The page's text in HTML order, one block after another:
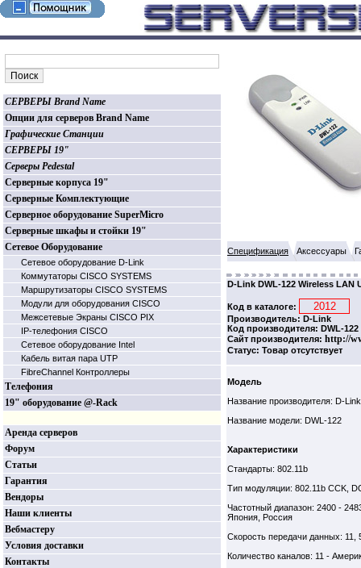
СЕРВЕРЫ Brand Name
Опции для серверов Brand Name
Графические Станции
СЕРВЕРЫ 19"
Серверы Pedestal
Серверные корпуса 19"
Серверные Комплектующие
Серверное оборудование SuperMicro
Серверные шкафы и стойки 19"
Сетевое Оборудование
Сетевое оборудование D-Link
Коммутаторы CISCO SYSTEMS
Маршрутизаторы CISCO SYSTEMS
Модули для оборудования CISCO
Межсетевые Экраны CISCO PIX
IP-телефония CISCO
Сетевое оборудование Intel
Кабель витая пара UTP
FibreChannel Контроллеры
Телефония
19" оборудование @-Rack
Аренда серверов
Форум
Статьи
Гарантия
Вендоры
Наши клиенты
Вебмастеру
Условия доставки
Контакты
Спецификация Аксессуары
D-Link DWL-122 Wireless LAN
Код в каталоге:
Производитель: D-Link
Код производителя: DWL-122
Сайт производителя: http://
Статус: Товар отсутствует
Модель
Название производителя: D-Link
Название модели: DWL-122
Характеристики
Стандарты: 802.11b
Тип модуляции: 802.11b CCK,
Частотный диапазон: 2400 -
Япония, Россия
Скорость передачи данных: 11,
Количество каналов: 11 -